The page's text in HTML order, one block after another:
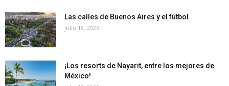
Las calles de Buenos Aires y el fútbol
julio 18, 2026
¡Los resorts de Nayarit, entre los mejores de
México!